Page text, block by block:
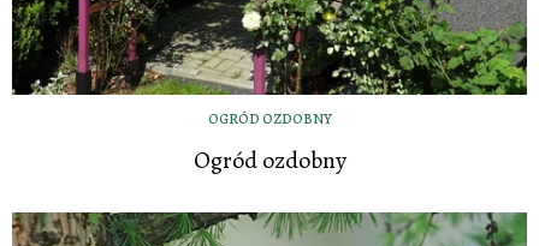
OGRÓD OZDOBNY
Ogród ozdobny